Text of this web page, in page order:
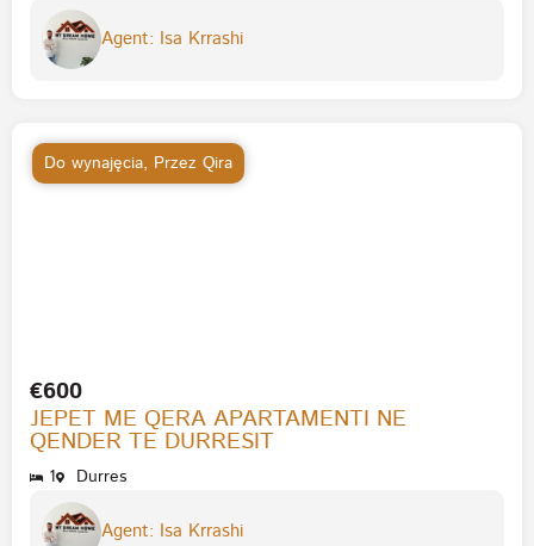
Agent: Isa Krrashi
Do wynajęcia, Przez Qira
€600
JEPET ME QERA APARTAMENTI NE
QENDER TE DURRESIT
1 Durres
Agent: Isa Krrashi